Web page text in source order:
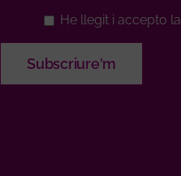
He llegit i accepto la